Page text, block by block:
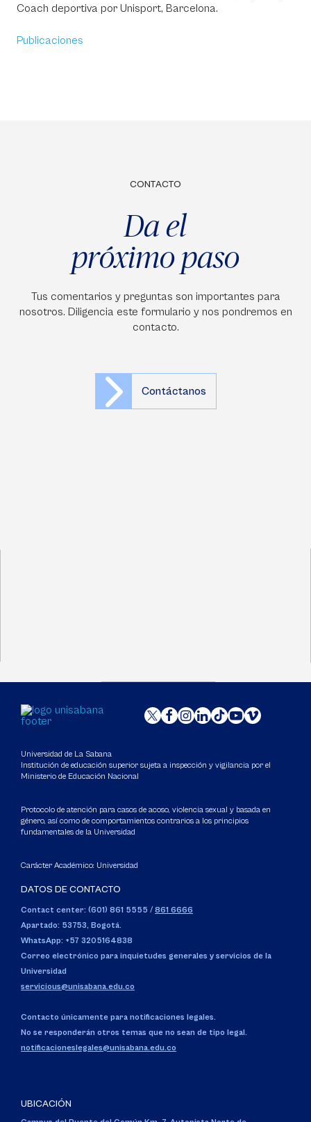
Coach deportiva por Unisport, Barcelona.
Publicaciones
CONTACTO
Da el
próximo paso
Tus comentarios y preguntas son importantes para
nosotros. Diligencia este formulario y nos pondremos en
contacto.
Contáctanos
Universidad de La Sabana
Institución de educación superior sujeta a inspección y vigilancia por el
Ministerio de Educación Nacional
Protocolo de atención para casos de acoso, violencia sexual y basada en
género, así como de comportamientos contrarios a los principios
fundamentales de la Universidad
Carácter Académico: Universidad
DATOS DE CONTACTO
Contact center: (601) 861 5555 / 861 6666
Apartado: 53753, Bogotá.
WhatsApp: +57 3205164838
Correo electrónico para inquietudes generales y servicios de la
Universidad
servicious@unisabana.edu.co
Contacto únicamente para notificaciones legales.
No se responderán otros temas que no sean de tipo legal.
notificacioneslegales@unisabana.edu.co
UBICACIÓN